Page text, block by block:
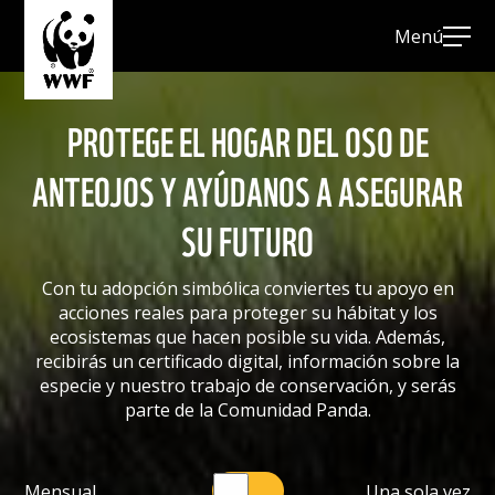
INICIO
ADOPCIÓN DE ESPECIES
BOSQUES
DELFIN ROSADO
DONAR A LA ABEJA
DONAR A LA BALLENA
DONAR A LA NUTRIA GIGANTE
DONAR AL CHIGÜIRO
Menú
PROTEGE EL HOGAR DEL OSO DE
ANTEOJOS Y AYÚDANOS A ASEGURAR
SU FUTURO
Con tu adopción simbólica conviertes tu apoyo en
acciones reales para proteger su hábitat y los
ecosistemas que hacen posible su vida. Además,
recibirás un certificado digital, información sobre la
especie y nuestro trabajo de conservación, y serás
parte de la Comunidad Panda.